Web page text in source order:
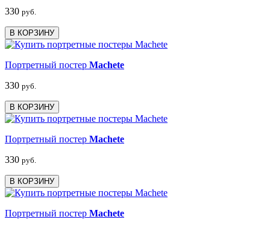
330 руб.
В КОРЗИНУ
Портретный постер Machete
330 руб.
В КОРЗИНУ
Портретный постер Machete
330 руб.
В КОРЗИНУ
Портретный постер Machete